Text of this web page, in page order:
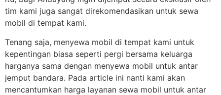
tim kami juga sangat direkomendasikan untuk sewa
mobil di tempat kami.
Tenang saja, menyewa mobil di tempat kami untuk
kepentingan biasa seperti pergi bersama keluarga
harganya sama dengan menyewa mobil untuk antar
jemput bandara. Pada article ini nanti kami akan
mencantumkan harga layanan sewa mobil untuk antar